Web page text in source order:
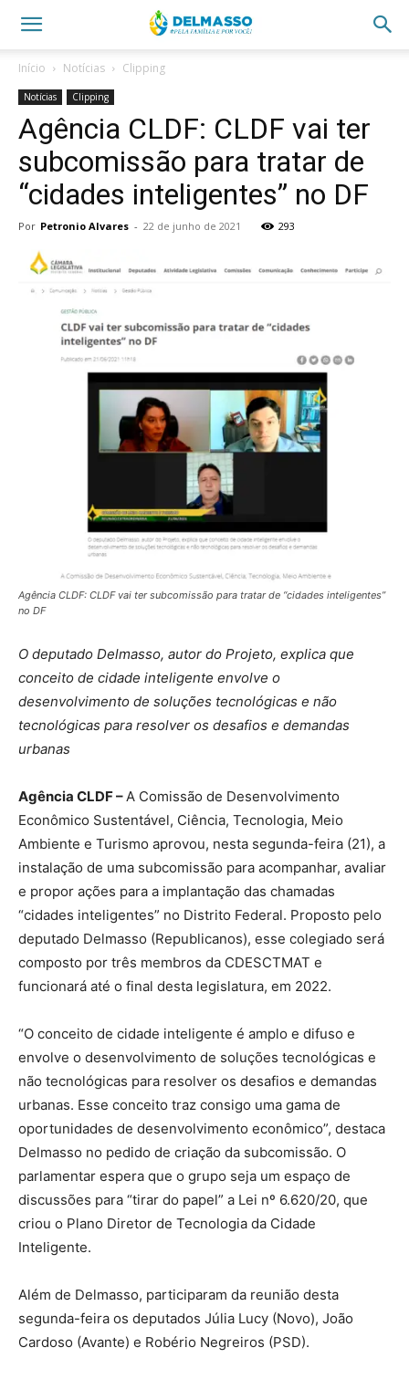
Início Notícias Clipping
Notícias Clipping
Agência CLDF: CLDF vai ter
subcomissão para tratar de
“cidades inteligentes” no DF
Por Petronio Alvares - 22 de junho de 2021 293
Agência CLDF: CLDF vai ter subcomissão para tratar de “cidades inteligentes”
no DF
O deputado Delmasso, autor do Projeto, explica que
conceito de cidade inteligente envolve o
desenvolvimento de soluções tecnológicas e não
tecnológicas para resolver os desafios e demandas
urbanas
Agência CLDF – A Comissão de Desenvolvimento
Econômico Sustentável, Ciência, Tecnologia, Meio
Ambiente e Turismo aprovou, nesta segunda-feira (21), a
instalação de uma subcomissão para acompanhar, avaliar
e propor ações para a implantação das chamadas
“cidades inteligentes” no Distrito Federal. Proposto pelo
deputado Delmasso (Republicanos), esse colegiado será
composto por três membros da CDESCTMAT e
funcionará até o final desta legislatura, em 2022.
“O conceito de cidade inteligente é amplo e difuso e
envolve o desenvolvimento de soluções tecnológicas e
não tecnológicas para resolver os desafios e demandas
urbanas. Esse conceito traz consigo uma gama de
oportunidades de desenvolvimento econômico”, destaca
Delmasso no pedido de criação da subcomissão. O
parlamentar espera que o grupo seja um espaço de
discussões para “tirar do papel” a Lei nº 6.620/20, que
criou o Plano Diretor de Tecnologia da Cidade
Inteligente.
Além de Delmasso, participaram da reunião desta
segunda-feira os deputados Júlia Lucy (Novo), João
Cardoso (Avante) e Robério Negreiros (PSD).